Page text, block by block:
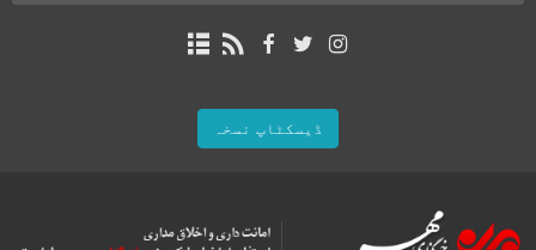
ڈیسکٹاپ نسخہ